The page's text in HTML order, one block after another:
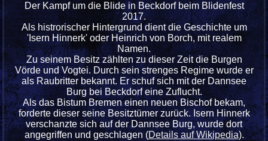
Der Kampf um die Blide in Beckdorf beim Blidenfest
2017.
Als histrorischer Hintergrund dient die Geschichte um
'Isern Hinnerk' oder Heinrich von Borch, mit realem
Namen.
Zu seinem Besitz zählten zu dieser Zeit die Burgen
Vörde und Vogtei. Durch sein strenges Regime wurde er
als Raubritter bekannt. Er schuf sich mit der Dannsee
Burg bei Beckdorf eine Zuflucht.
Als das Bistum Bremen einen neuen Bischof bekam,
forderte dieser seine Besitztümer zurück. Isern Hinnerk
verschanzte sich auf der Dannsee Burg, wurde dort
angegriffen und geschlagen (Details auf Wikipedia).